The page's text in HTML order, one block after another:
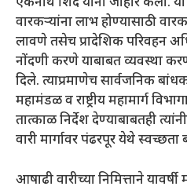
वारकऱ्यांना लाभ होण्यासाठी
लावणे तसेच प्रादेशिक परिवहन
नोंदणी करणे याबाबत व्यवस्था
दिले. त्याप्रमाणेच सार्वजनिक
महामंडळ व राष्ट्रीय महामार्ग
तात्काळ निर्देश देण्याबाबतही
वारी मार्गावर पंढरपूर येथे स्वच्छता
आषाढी वारीच्या निमित्ताने